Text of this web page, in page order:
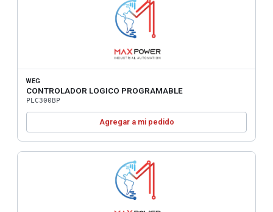
WEG
CONTROLADOR LOGICO PROGRAMABLE
PLC300BP
Agregar a mi pedido